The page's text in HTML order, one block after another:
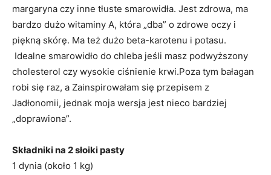
margaryna czy inne tłuste smarowidła. Jest zdrowa, ma
bardzo dużo witaminy A, która „dba” o zdrowe oczy i
piękną skórę. Ma też dużo beta-karotenu i potasu.
Idealne smarowidło do chleba jeśli masz podwyższony
cholesterol czy wysokie ciśnienie krwi.Poza tym bałagan
robi się raz, a Zainspirowałam się przepisem z
Jadłonomii, jednak moja wersja jest nieco bardziej
„doprawiona”.
Składniki na 2 słoiki pasty
1 dynia (około 1 kg)